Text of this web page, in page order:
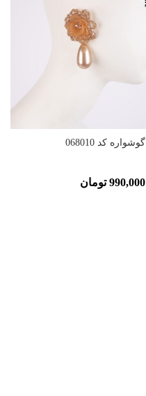
گوشواره کد 068010
990,000 تومان